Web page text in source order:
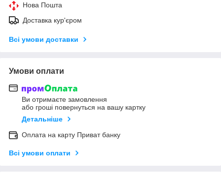
Нова Пошта
Доставка кур'єром
Всі умови доставки
Умови оплати
Ви отримаєте замовлення
або гроші повернуться на вашу картку
Детальніше
Оплата на карту Приват банку
Всі умови оплати